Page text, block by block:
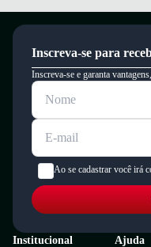
Inscreva-se para
Inscreva-se e garanta
Ao se cadastrar você irá
Institucional
Ajuda